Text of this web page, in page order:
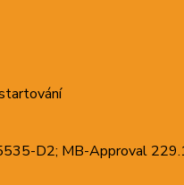
D2; MB-Approval